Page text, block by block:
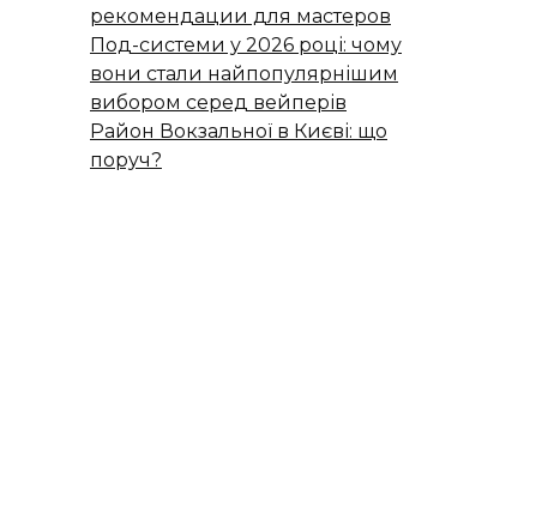
рекомендации для мастеров
Под-системи у 2026 році: чому
вони стали найпопулярнішим
вибором серед вейперів
Район Вокзальної в Києві: що
поруч?